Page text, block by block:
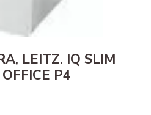
LEITZ. IQ SLIM
P4